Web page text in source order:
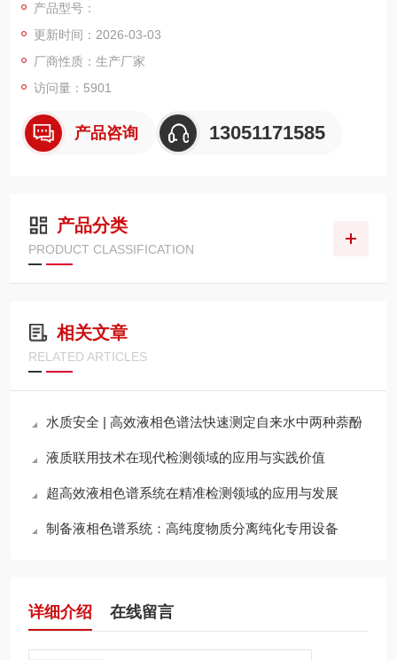
产品型号：
更新时间：2026-03-03
厂商性质：生产厂家
访问量：5901
产品咨询 13051171585
产品分类
PRODUCT CLASSIFICATION
相关文章
RELATED ARTICLES
水质安全 | 高效液相色谱法快速测定自来水中两种萘酚
液质联用技术在现代检测领域的应用与实践价值
超高效液相色谱系统在精准检测领域的应用与发展
制备液相色谱系统：高纯度物质分离纯化专用设备
详细介绍 在线留言